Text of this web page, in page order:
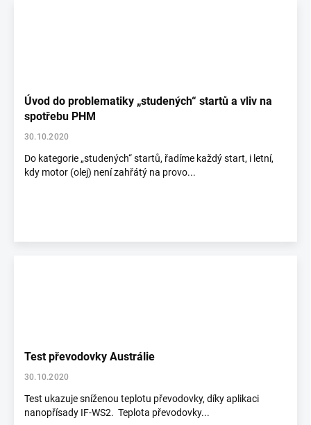
Úvod do problematiky „studených“ startů a vliv na
spotřebu PHM
30.10.2020
Do kategorie „studených“ startů, řadíme každý start, i letní,
kdy motor (olej) není zahřátý na provo...
Test převodovky Austrálie
30.10.2020
Test ukazuje sníženou teplotu převodovky, díky aplikaci
nanopřísady IF-WS2. Teplota převodovky...